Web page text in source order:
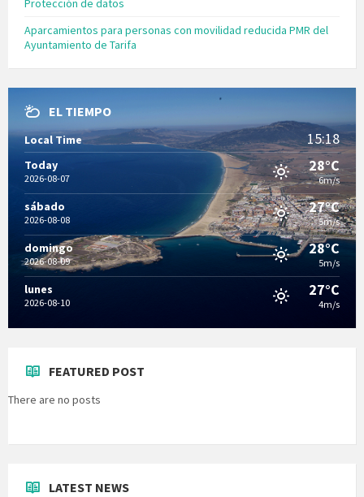
Protección de datos
Aparcamientos para personas con movilidad reducida PMR del
Ayuntamiento de Tarifa
EL TIEMPO
Local Time 15:18
Today
2026-08-07
28°C
6m/s
sábado
2026-08-08
27°C
5m/s
domingo
2026-08-09
28°C
5m/s
lunes
2026-08-10
27°C
4m/s
FEATURED POST
There are no posts
LATEST NEWS